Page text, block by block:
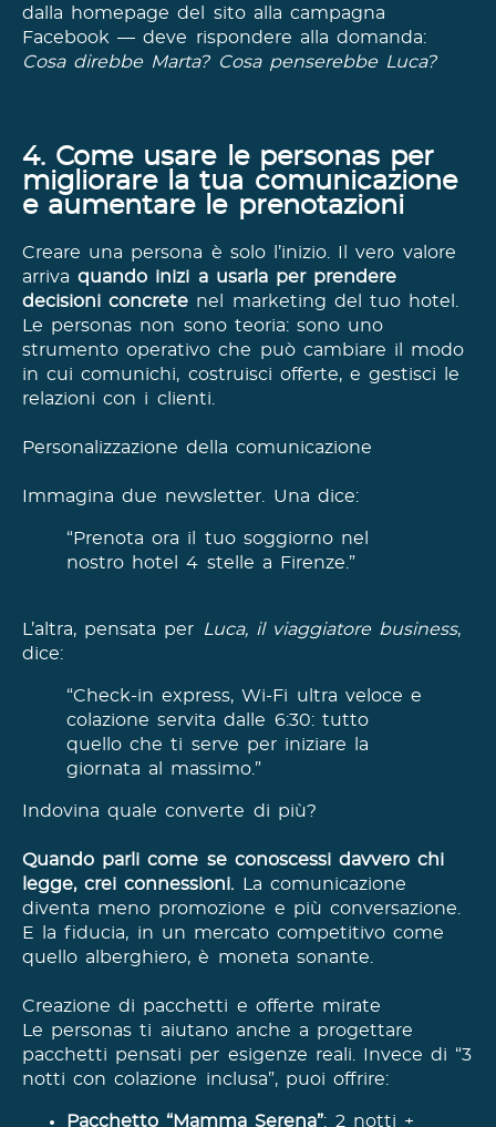
dalla homepage del sito alla campagna
Facebook — deve rispondere alla domanda:
Cosa direbbe Marta? Cosa penserebbe Luca?
4. Come usare le personas per
migliorare la tua comunicazione
e aumentare le prenotazioni
Creare una persona è solo l’inizio. Il vero valore
arrivaquando inizi a usarla per prendere
decisioni concrete nel marketing del tuo hotel.
Le personas non sono teoria: sono uno
strumento operativo che può cambiare il modo
in cui comunichi, costruisci offerte, e gestisci le
relazioni con i clienti.
Personalizzazione della comunicazione
Immagina due newsletter. Una dice:
“Prenota ora il tuo soggiorno nel
nostro hotel 4 stelle a Firenze.”
L’altra, pensata per Luca, il viaggiatore business,
dice:
“Check-in express, Wi-Fi ultra veloce e
colazione servita dalle 6:30: tutto
quello che ti serve per iniziare la
giornata al massimo.”
Indovina quale converte di più?
Quando parli come se conoscessi davvero chi
legge, crei connessioni. La comunicazione
diventa meno promozione e più conversazione.
E la fiducia, in un mercato competitivo come
quello alberghiero, è moneta sonante.
Creazione di pacchetti e offerte mirate
Le personas ti aiutano anche a progettare
pacchetti pensati per esigenze reali. Invece di “3
notti con colazione inclusa”, puoi offrire:
Pacchetto “Mamma Serena”: 2 notti +